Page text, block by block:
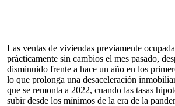
Las ventas de viviendas previamente
prácticamente sin cambios el mes pasado,
disminuido frente a hace un año en los
lo que prolonga una desaceleración
que se remonta a 2022, cuando las tasas
subir desde los mínimos de la era de la